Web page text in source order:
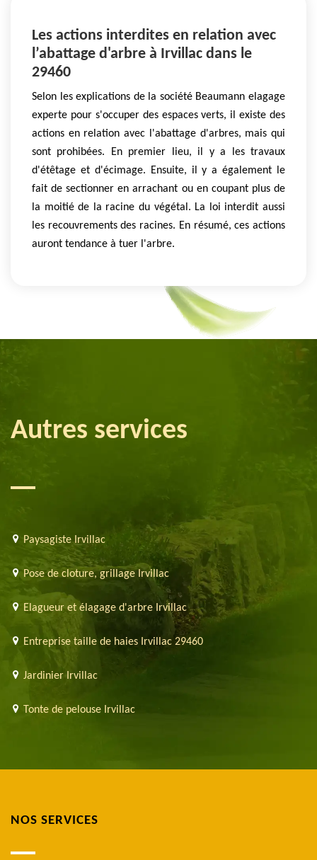
Les actions interdites en relation avec
l’abattage d'arbre à Irvillac dans le
29460
Selon les explications de la société Beaumann elagage
experte pour s'occuper des espaces verts, il existe des
actions en relation avec l'abattage d'arbres, mais qui
sont prohibées. En premier lieu, il y a les travaux
d'étêtage et d'écimage. Ensuite, il y a également le
fait de sectionner en arrachant ou en coupant plus de
la moitié de la racine du végétal. La loi interdit aussi
les recouvrements des racines. En résumé, ces actions
auront tendance à tuer l'arbre.
Autres services
Paysagiste Irvillac
Pose de cloture, grillage Irvillac
Elagueur et élagage d'arbre Irvillac
Entreprise taille de haies Irvillac 29460
Jardinier Irvillac
Tonte de pelouse Irvillac
NOS SERVICES